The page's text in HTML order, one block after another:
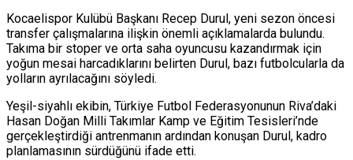
Kocaelispor Kulübü Başkanı Recep Durul, yeni sezon öncesi
transfer çalışmalarına ilişkin önemli açıklamalarda bulundu.
Takıma bir stoper ve orta saha oyuncusu kazandırmak için
yoğun mesai harcadıklarını belirten Durul, bazı futbolcularla da
yolların ayrılacağını söyledi.
Yeşil-siyahlı ekibin, Türkiye Futbol Federasyonunun Riva’daki
Hasan Doğan Milli Takımlar Kamp ve Eğitim Tesisleri’nde
gerçekleştirdiği antrenmanın ardından konuşan Durul, kadro
planlamasının sürdüğünü ifade etti.